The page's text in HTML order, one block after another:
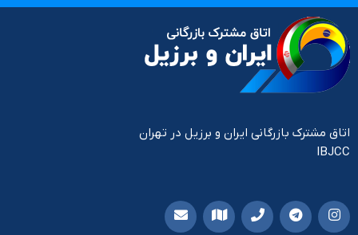
اتاق مشترک بازرگانی ایران و برزیل در تهران
IBJCC